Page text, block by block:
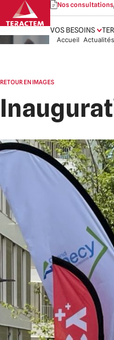
content
Nos consultations
VOS BESOINS
Accueil Actualités
RETOUR EN IMAGES